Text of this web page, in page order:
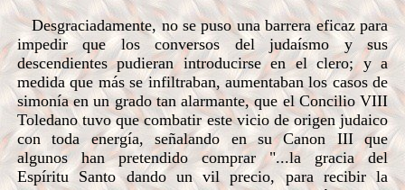
Desgraciadamente, no se puso una barrera eficaz para
impedir que los conversos del judaísmo y sus
descendientes pudieran introducirse en el clero; y a
medida que más se infiltraban, aumentaban los casos de
simonía en un grado tan alarmante, que el Concilio VIII
Toledano tuvo que combatir este vicio de origen judaico
con toda energía, señalando en su Canon III que
algunos han pretendido comprar "...la gracia del
Espíritu Santo dando un vil precio, para recibir la